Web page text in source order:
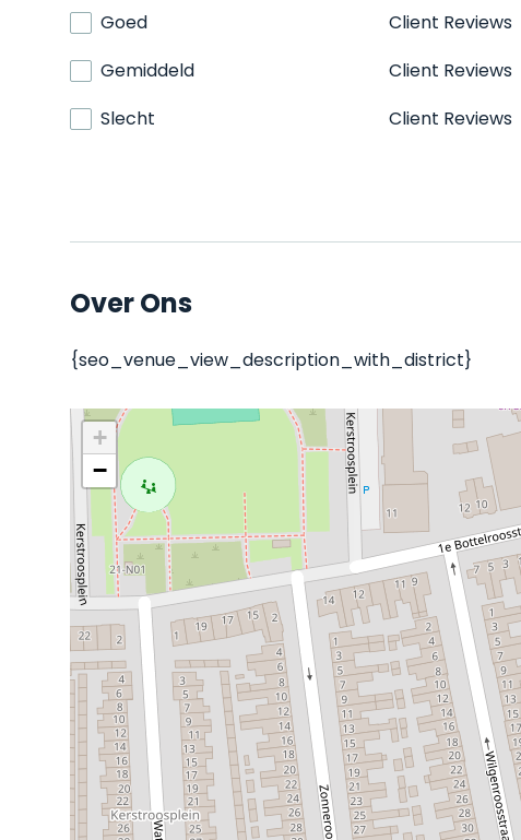
Goed
Client Reviews
Gemiddeld
Client Reviews
Slecht
Client Reviews
Over Ons
{seo_venue_view_description_with_district}
+
−